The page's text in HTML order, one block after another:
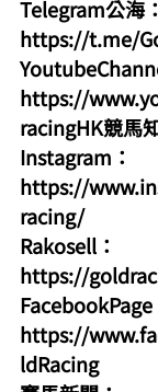
Telegram公海：
https://t.me/
https://
racingHK競馬
Instagram：
https://
racing/
Rakosell：
https://
FacebookPage
https://
ldRacing